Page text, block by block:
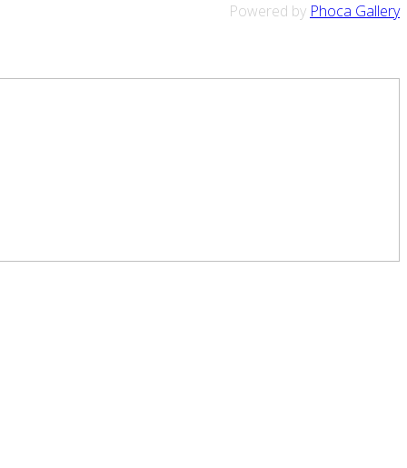
Powered by Phoca Gallery